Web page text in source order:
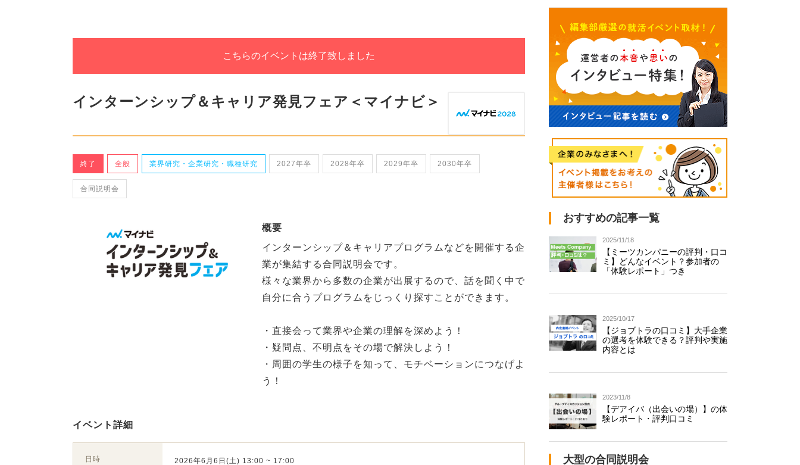
こちらのイベントは終了致しました
インターンシップ＆キャリア発見フェア＜マイナビ＞
終了 全般 業界研究・企業研究・職種研究 2027年卒 2028年卒 2029年卒 2030年卒
合同説明会
概要
インターンシップ＆キャリアプログラムなどを開催する企
業が集結する合同説明会です。
様々な業界から多数の企業が出展するので、話を聞く中で
自分に合うプログラムをじっくり探すことができます。
・直接会って業界や企業の理解を深めよう！
・疑問点、不明点をその場で解決しよう！
・周囲の学生の様子を知って、モチベーションにつなげよ
う！
イベント詳細
日時 2026年6月6日(土) 13:00 ~ 17:00
おすすめの記事一覧
2025/11/18
【ミーツカンパニーの評判・口コ
ミ】どんなイベント？参加者の
「体験レポート」つき
2025/10/17
【ジョブトラの口コミ】大手企業
の選考を体験できる？評判や実施
内容とは
2023/11/8
【デアイバ（出会いの場）】の体
験レポート・評判口コミ
大型の合同説明会